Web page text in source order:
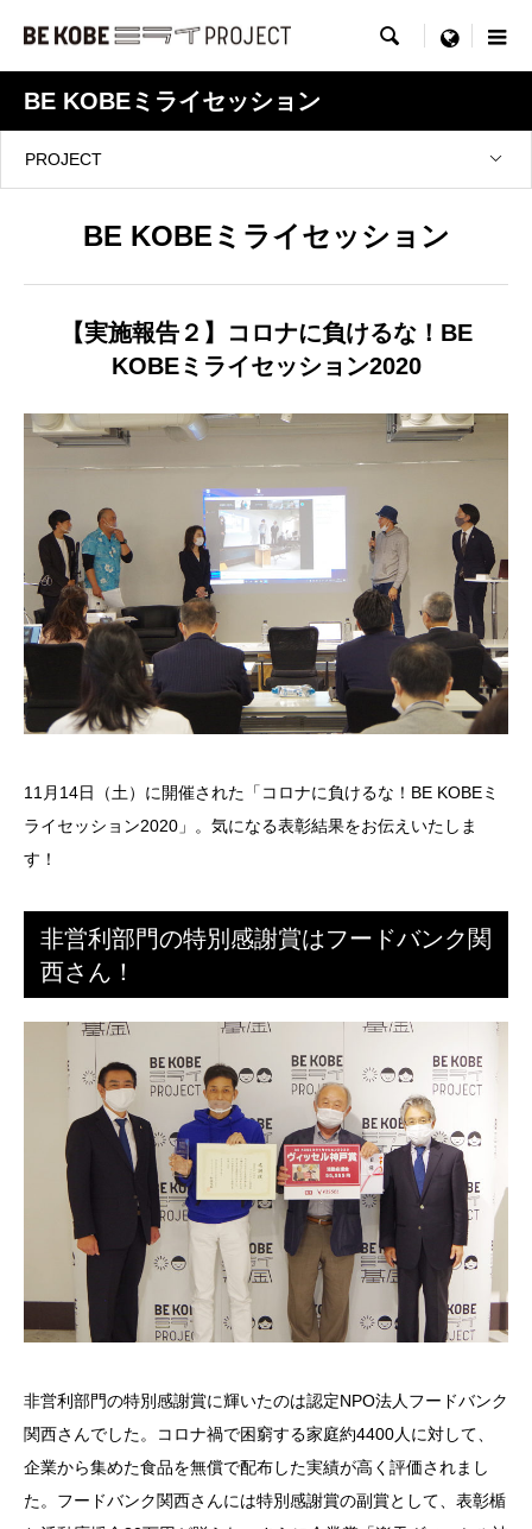
 menu
BE KOBEミライセッション
PROJECT
BE KOBEミライセッション
【実施報告２】コロナに負けるな！BE
KOBEミライセッション2020
11月14日（土）に開催された「コロナに負けるな！BE KOBEミ
ライセッション2020」。気になる表彰結果をお伝えいたしま
す！
非営利部門の特別感謝賞はフードバンク関
西さん！
非営利部門の特別感謝賞に輝いたのは認定NPO法人フードバンク
関西さんでした。コロナ禍で困窮する家庭約4400人に対して、
企業から集めた食品を無償で配布した実績が高く評価されまし
た。フードバンク関西さんには特別感謝賞の副賞として、表彰楯